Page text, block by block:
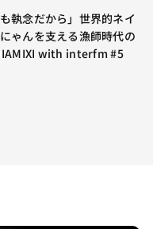
執念だから」世界的ネイ
ゃんを支える漁師時代の
with interfm #5